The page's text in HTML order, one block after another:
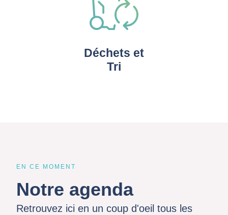
Déchets et
Tri
EN CE MOMENT
Notre agenda
Retrouvez ici en un coup d'oeil tous les